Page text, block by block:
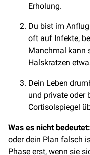
Erholung.
Du bist im
oft auf Infekte,
Manchmal kann
Halskratzen
Dein Leben
und private oder
Cortisolspiegel
Was es nicht bedeutet:
oder dein Plan falsch
Phase erst, wenn sie